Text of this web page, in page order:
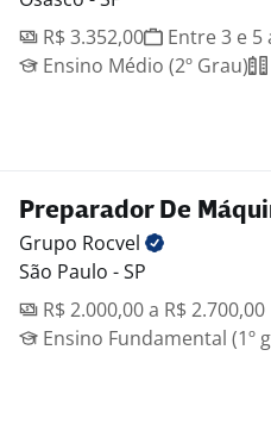
R$ 3.352,00
Entre 3 e 5
Ensino Médio (2º Grau)
Preparador De
Grupo Rocvel
São Paulo - SP
R$ 2.000,00 a R$ 2.700,00
Ensino Fundamental (1º